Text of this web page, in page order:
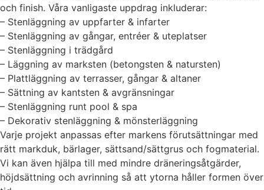
och finish. Våra vanligaste uppdrag inkluderar:
– Stenläggning av uppfarter & infarter
– Stenläggning av gångar, entréer & uteplatser
– Stenläggning i trädgård
– Läggning av marksten (betongsten & natursten)
– Plattläggning av terrasser, gångar & altaner
– Sättning av kantsten & avgränsningar
– Stenläggning runt pool & spa
– Dekorativ stenläggning & mönsterläggning
Varje projekt anpassas efter markens förutsättningar med
rätt markduk, bärlager, sättsand/sättgrus och fogmaterial.
Vi kan även hjälpa till med mindre dräneringsåtgärder,
höjdsättning och avrinning så att ytorna håller formen över